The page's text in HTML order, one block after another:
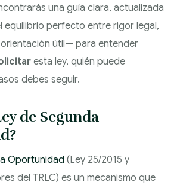
ACOSO LABORAL
DESPIDOS
COLECTIVOS: ERE,
ARRENDAMIENTOS
DERECHO DE FAMILIA
Y SUCESIONES
TRAMITACIÓN DE
REGÍMENES
MATRIMONIALES
ADMINISTRACIÓN
PÚBLICA Y
ADMINISTRATIVO
EJECUCIONES
una guía clara, actualizada
perfecto entre rigor legal,
útil— para entender
esta ley, quién puede
debes seguir.
de Segunda
Oportunidad (Ley 25/2015 y
del TRLC) es un mecanismo que